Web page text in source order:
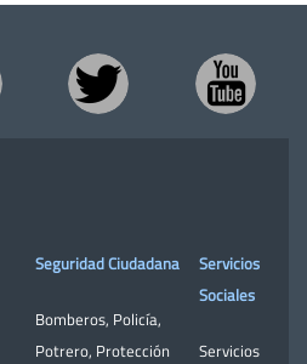
Seguridad Ciudadana
Bomberos, Policía,
Potrero, Protección
Servicios
Sociales
Servicios